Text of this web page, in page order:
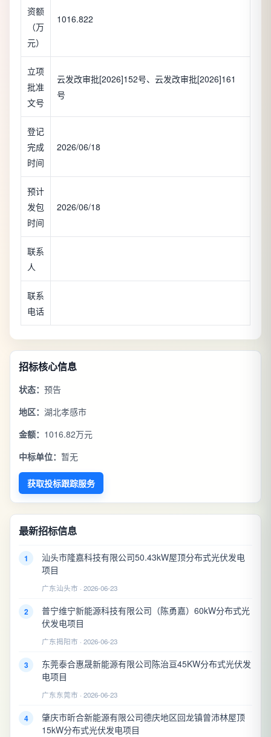
资额
（万
元）
1016.822
立项
批准
文号
云发改审批[2026]152号、云发改审批[2026]161
号
登记
完成
时间
2026/06/18
预计
发包
时间
2026/06/18
联系
人
联系
电话
招标核心信息
状态： 预告
地区： 湖北孝感市
金额： 1016.82万元
中标单位： 暂无
获取投标跟踪服务
最新招标信息
1
汕头市隆嘉科技有限公司50.43kW屋顶分布式光伏发电
项目
广东汕头市 · 2026-06-23
2
普宁维宁新能源科技有限公司（陈勇嘉）60kW分布式光
伏发电项目
广东揭阳市 · 2026-06-23
3
东莞泰合惠晟新能源有限公司陈治亘45KW分布式光伏发
电项目
广东东莞市 · 2026-06-23
4
肇庆市昕合新能源有限公司德庆地区回龙镇曾沛林屋顶
15kW分布式光伏发电项目